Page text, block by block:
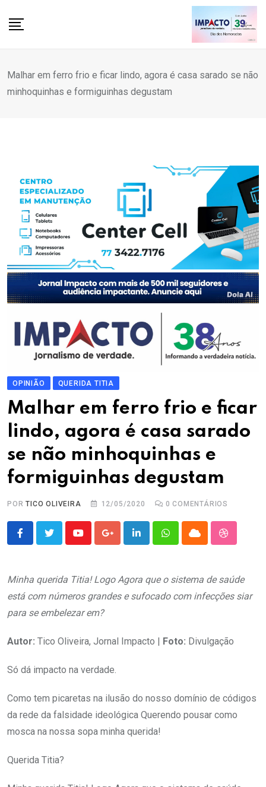
Malhar em ferro frio e ficar lindo, agora é casa sarado se não
minhoquinhas e formiguinhas degustam
OPINIÃO QUERIDA TITIA
Malhar em ferro frio e ficar
lindo, agora é casa sarado
se não minhoquinhas e
formiguinhas degustam
PORTICO OLIVEIRA 12/05/2020 0 COMENTÁRIOS
YoutubeGoogle+LinkedInWhatsappCloud
Minha querida Titia! Logo Agora que o sistema de saúde
está com números grandes e sufocado com infecções siar
para se embelezar em?
Autor: Tico Oliveira, Jornal Impacto | Foto: Divulgação
Só dá impacto na verdade.
Como tem picaretas na ilusão do nosso domínio de códigos
da rede da falsidade ideológica Querendo pousar como
mosca na nossa sopa minha querida!
Querida Titia?